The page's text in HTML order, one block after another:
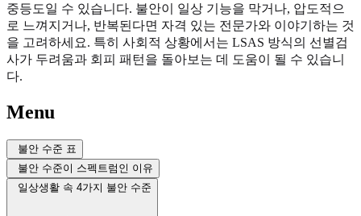
중등도일 수 있습니다. 불안이 일상 기능을 막거나, 압도적으
로 느껴지거나, 반복된다면 자격 있는 전문가와 이야기하는 것
을 고려하세요. 특히 사회적 상황에서는 LSAS 방식의 선별검
사가 두려움과 회피 패턴을 돌아보는 데 도움이 될 수 있습니
다.
Menu
불안 수준 표
불안 수준이 스펙트럼인 이유
일상생활 속 4가지 불안 수준